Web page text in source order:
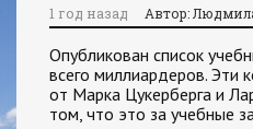
1 год назад Автор:
Опубликован список
всего миллиардеров. Эти
от Марка Цукерберга и
том, что это за учебные